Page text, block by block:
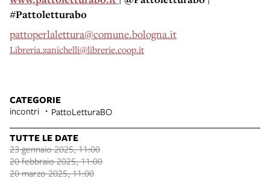
#Pattoletturabo
pattoperlalettura@comune.bologna.it
Libreria.zanichelli@librerie.coop.it
CATEGORIE
incontri PattoLetturaBO
TUTTE LE DATE
23 gennaio 2025, 11:00
20 febbraio 2025, 11:00
20 marzo 2025, 11:00